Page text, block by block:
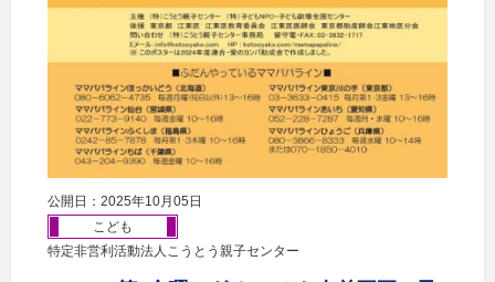
公開日：2025年10月05日
こども
特定非営利活動法人こうとう親子センター